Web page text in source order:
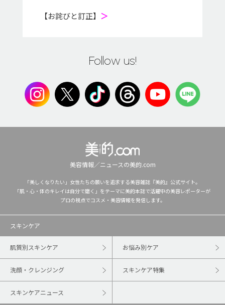
【お詫びと訂正】 ＞
Follow us!
美容情報／ニュースの美的.com
「美しくなりたい」女性たちの願いを追求する美容雑誌『美的』公式サイト。
「肌・心・体のキレイは自分で磨く」をテーマに美的本誌で活躍中の美容レポーターが
プロの視点でコスメ・美容情報を発信します。
スキンケア
肌質別スキンケア お悩み別ケア
洗顔・クレンジング スキンケア特集
スキンケアニュース